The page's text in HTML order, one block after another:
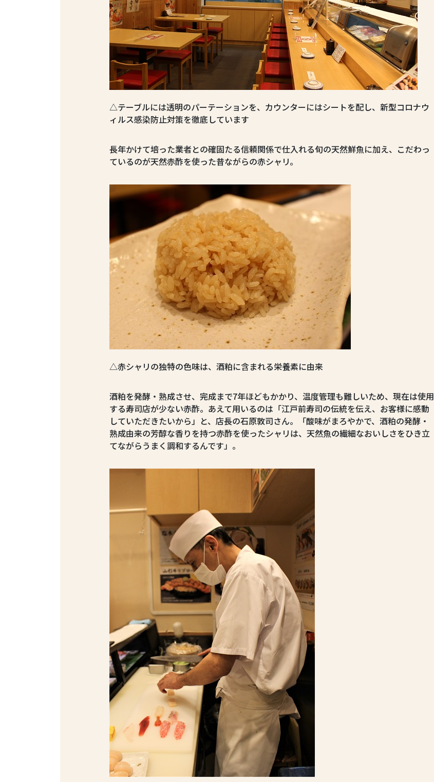
△テーブルには透明のパーテーションを、カウンターにはシートを配し、新型コロナウ
ィルス感染防止対策を徹底しています
長年かけて培った業者との確固たる信頼関係で仕入れる旬の天然鮮魚に加え、こだわっ
ているのが天然赤酢を使った昔ながらの赤シャリ。
△赤シャリの独特の色味は、酒粕に含まれる栄養素に由来
酒粕を発酵・熟成させ、完成まで7年ほどもかかり、温度管理も難しいため、現在は使用
する寿司店が少ない赤酢。あえて用いるのは「江戸前寿司の伝統を伝え、お客様に感動
していただきたいから」と、店長の石原敦司さん。「酸味がまろやかで、酒粕の発酵・
熟成由来の芳醇な香りを持つ赤酢を使ったシャリは、天然魚の繊細なおいしさをひき立
てながらうまく調和するんです」。